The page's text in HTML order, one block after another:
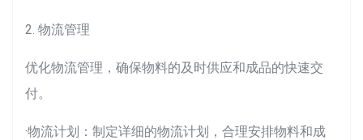
2. 物流管理
优化物流管理，确保物料的及时供应和成品的快速交
付。
·物流计划：制定详细的物流计划，合理安排物料和成